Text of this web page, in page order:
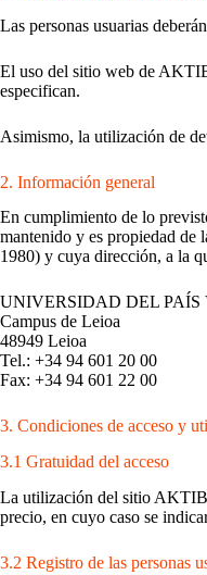
Las personas usuarias
El uso del sitio web de
especifican.
Asimismo, la utilización de
2. Información general
En cumplimiento de lo
mantenido y es propiedad
1980) y cuya dirección, a la
UNIVERSIDAD DEL PAÍS
Campus de Leioa
48949 Leioa
Tel.: +34 94 601 20 00
Fax: +34 94 601 22 00
3. Condiciones de acceso y
3.1 Gratuidad del acceso
La utilización del sitio
precio, en cuyo caso se
3.2 Registro de las personas